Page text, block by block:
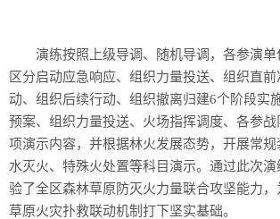
演练按照上级导调、随机导调，各参演单
区分启动应急响应、组织力量投送、组织直
动、组织后续行动、组织撤离归建6个阶段实
预案、组织力量投送、火场指挥调度、各参
项演示内容，并根据林火发展态势，开展常规
水灭火、特殊火处置等科目演示。通过此次
验了全区森林草原防灭火力量联合攻坚能力
草原火灾扑救联动机制打下坚实基础。